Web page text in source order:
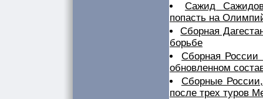
Сажид
попасть на
Сборная
борьбе
Сборная
обновленном
Сборные
после трех туров